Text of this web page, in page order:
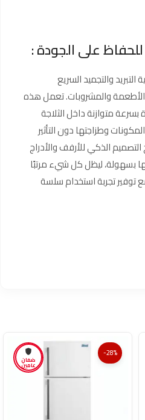
على الجودة :
والتجميد السريع
والمشروبات. تعمل هذه
متوازنة داخل الثلاجة
وطزاجتها دون التأثير
التصميم الذكي للأرفف والأدراج
بسهولة، ليظل كل شيء مرتبًا
توفير تجربة استخدام سلسة
ضمان
عامين
-28%